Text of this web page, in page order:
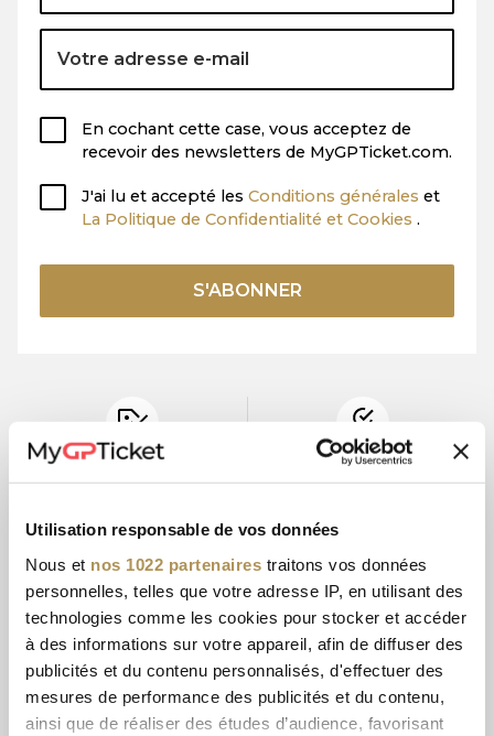
Utilisation responsable de vos données
Nous et nos 1022 partenaires traitons vos données
personnelles, telles que votre adresse IP, en utilisant des
technologies comme les cookies pour stocker et accéder
à des informations sur votre appareil, afin de diffuser des
publicités et du contenu personnalisés, d'effectuer des
mesures de performance des publicités et du contenu,
ainsi que de réaliser des études d’audience, favorisant
En cochant cette case, vous acceptez de
recevoir des newsletters de MyGPTicket.com.
J'ai lu et accepté les Conditions générales et
La Politique de Confidentialité et Cookies .
S'ABONNER
DES BILLETS
AGENT
OFFICIEL
15+ ANS
D'EXPÉRIENCE
PAIEMENT
SÉCURISÉ
SERVICE
CLIENTÈLE
BILLETS
ÉLECTRONIQUES